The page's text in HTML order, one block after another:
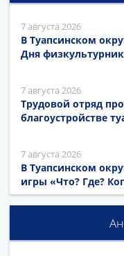
7 августа 2026
В Туапсинском
Дня
7 августа 2026
Трудовой отряд
благоустройстве
7 августа 2026
В Туапсинском
игры «Что? Где?